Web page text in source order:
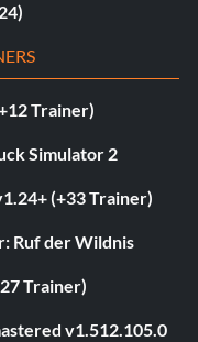
Trainer)
Simulator 2
(+33 Trainer)
Ruf der Wildnis
Trainer)
v1.512.105.0